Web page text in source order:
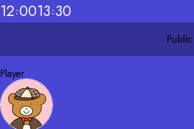
12 0013 30
Public
Player